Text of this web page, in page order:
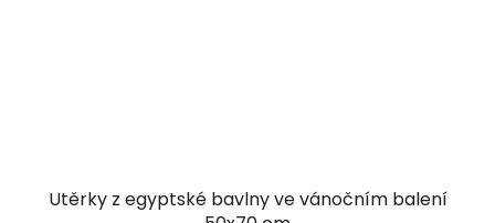
Utěrky z egyptské bavlny ve vánočním balení